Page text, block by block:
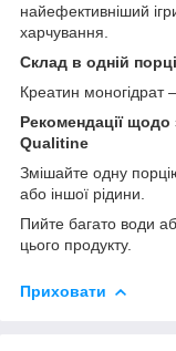
найефективніший
харчування.
Склад в одній
Креатин моногідрат
Рекомендації
Qualitine
Змішайте одну
або іншої рідини.
Пийте багато води
цього продукту.
Приховати